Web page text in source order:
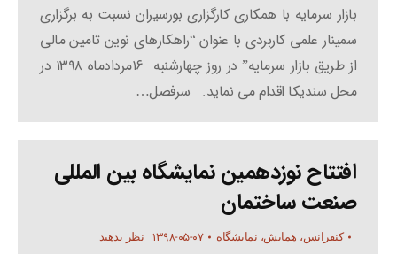
بازار سرمایه با همکاری کارگزاری بورسیران نسبت به برگزاری
سمینار علمی کاربردی با عنوان “راهکارهای نوین تامین مالی
از طریق بازار سرمایه” در روز چهارشنبه ۱۶مردادماه ۱۳۹۸ در
محل سندیکا اقدام می نماید. سرفصل…
افتتاح نوزدهمین نمایشگاه بین المللی
صنعت ساختمان
کنفرانس، همایش، نمایشگاه ۱۳۹۸-۰۵-۰۷ نظر بدهید